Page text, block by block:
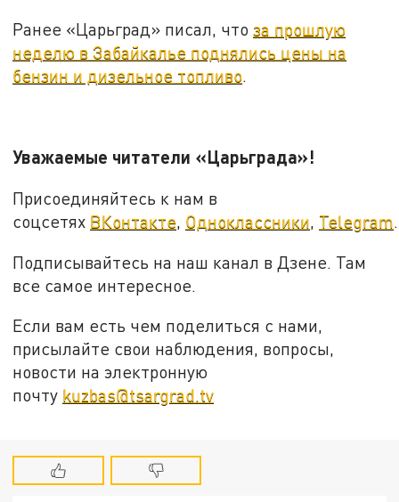
Ранее «Царьград» писал, чтоза прошлую
неделю в Забайкалье поднялись цены на
бензин и дизельное топливо.
Уважаемые читатели «Царьграда»!
Присоединяйтесь к нам в
соцсетях ВКонтакте, Одноклассники, Telegram.
Подписывайтесь на наш канал в Дзене. Там
все самое интересное.
Если вам есть чем поделиться с нами,
присылайте свои наблюдения, вопросы,
новости на электронную
почту kuzbas@tsargrad.tv